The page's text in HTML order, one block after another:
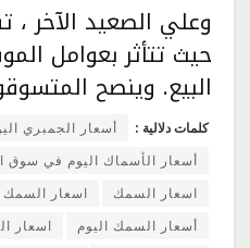
وعلي الصعيد الآخر ،
حيث تتأثر بعوامل
البيع. وينصح
كلمات دلالية : أسعار الجمبري
أسعار الأسماك اليوم في سوق العبور
اسعار السمك
اسعار السمك 2025
أسعار السمك اليوم
اسعار